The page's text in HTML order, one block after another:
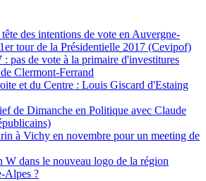
des intentions de vote en Auvergne-
tour de la Présidentielle 2017 (Cevipof)
pas de vote à la primaire d'investitures
Clermont-Ferrand
et du Centre : Louis Giscard d'Estaing
de Dimanche en Politique avec Claude
à Vichy en novembre pour un meeting de
W dans le nouveau logo de la région
Alpes ?